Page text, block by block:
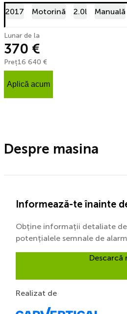
2017 Motorină 2.0l Manuală
Lunar de la
370 €
Preț16 640 €
Aplică acum
Despre masina
Informează-te înainte
Obține informații detaliate
potențialele semnale de
Descarcă
Realizat de